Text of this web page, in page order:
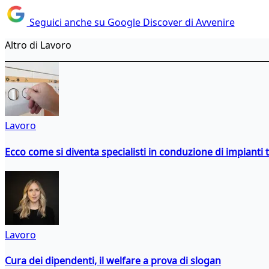
Seguici anche su Google Discover di Avvenire
Altro di Lavoro
Lavoro
Ecco come si diventa specialisti in conduzione di impianti
Lavoro
Cura dei dipendenti, il welfare a prova di slogan